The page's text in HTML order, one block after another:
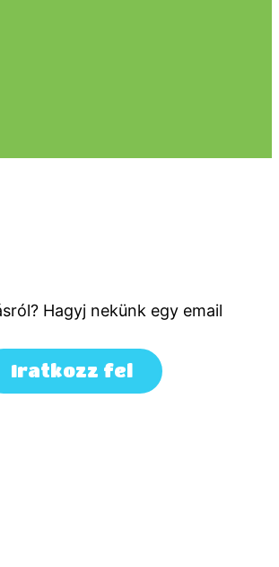
Hagyj nekünk egy email
Iratkozz fel